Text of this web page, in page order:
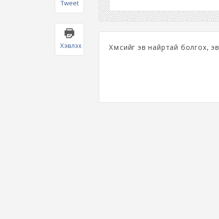
Tweet
Хэвлэх Хүмүүсийг эв найртай болгох,